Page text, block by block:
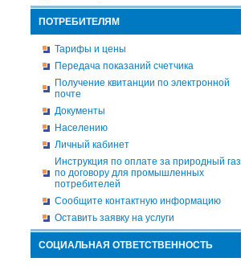
ПОТРЕБИТЕЛЯМ
Тарифы и цены
Передача показаний счетчика
Получение квитанции по электронной
почте
Документы
Населению
Личный кабинет
Инструкция по оплате за природный газ
по договору для промышленных
потребителей
Сообщите контактную информацию
Оставить заявку на услуги
СОЦИАЛЬНАЯ ОТВЕТСТВЕННОСТЬ